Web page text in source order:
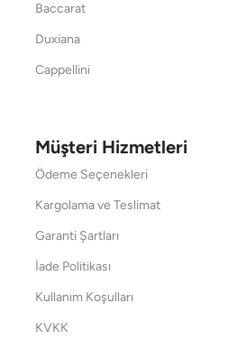
Baccarat
Duxiana
Cappellini
Müşteri Hizmetleri
Ödeme Seçenekleri
Kargolama ve Teslimat
Garanti Şartları
İade Politikası
Kullanım Koşulları
KVKK